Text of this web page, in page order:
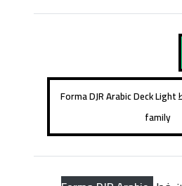
البحث عن أوزان الخط Forma DJR Arabic Deck Light
family